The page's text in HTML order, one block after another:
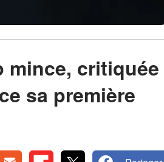
mince, critiquée
sa première